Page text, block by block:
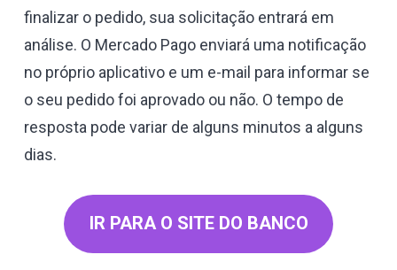
finalizar o pedido, sua solicitação entrará em
análise. O Mercado Pago enviará uma notificação
no próprio aplicativo e um e-mail para informar se
o seu pedido foi aprovado ou não. O tempo de
resposta pode variar de alguns minutos a alguns
dias.
IR PARA O SITE DO BANCO